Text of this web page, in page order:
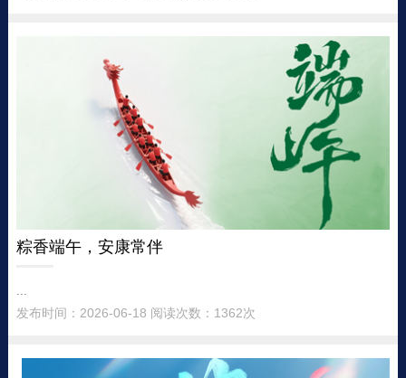
粽香端午，安康常伴
发布时间：2026-06-18 阅读次数：1362次